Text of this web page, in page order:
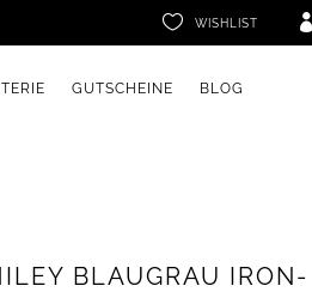
FREE EU SHIPPING ON
 WISHLIST 
GUTSCHEINE BLOG
BLAUGRAU IRON-